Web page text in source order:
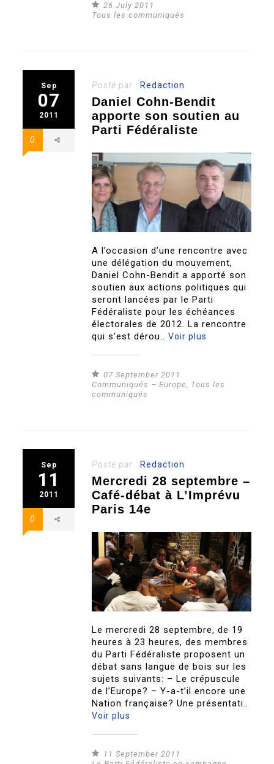
26 July 2011
Tous les communiqués
Sep
07
2011
0
Posté par : Redaction
Daniel Cohn-Bendit
apporte son soutien au
Parti Fédéraliste
A l’occasion d’une rencontre avec
une délégation du mouvement,
Daniel Cohn-Bendit a apporté son
soutien aux actions politiques qui
seront lancées par le Parti
Fédéraliste pour les échéances
électorales de 2012. La rencontre
qui s’est dérou..Voir plus
07 September 2011
Communiqués – Europe, Tous les
communiqués
Sep
11
2011
0
Posté par : Redaction
Mercredi 28 septembre –
Café-débat à L’Imprévu
Paris 14e
Le mercredi 28 septembre, de 19
heures à 23 heures, des membres
du Parti Fédéraliste proposent un
débat sans langue de bois sur les
sujets suivants: – Le crépuscule
de l’Europe? – Y-a-t’il encore une
Nation française? Une présentati..
Voir plus
11 September 2011